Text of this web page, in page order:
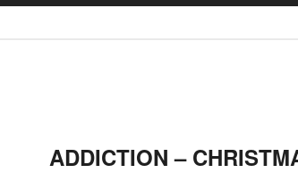
ADDICTION –